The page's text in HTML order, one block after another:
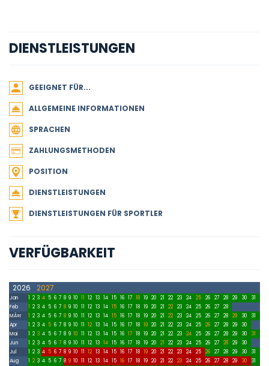
DIENSTLEISTUNGEN
GEEIGNET FÜR...
ALLGEMEINE INFORMATIONEN
SPRACHEN
ZAHLUNGSMETHODEN
POSITION
DIENSTLEISTUNGEN
DIENSTLEISTUNGEN FÜR SPORTLER
VERFÜGBARKEIT
2026 2027
Jan 1 2 3 4 5 6 7 8 9 10 11 12 13 14 15 16 17 18 19 20 21 22 23 24 25 26 27 28 29 30
31
Feb
1 2 3 4 5 6 7 8 9 10 11 12 13 14 15 16 17 18 19 20 21 22 23 24 25 26 27
28
MÃ¤r
1 2 3 4 5 6 7 8 9 10 11 12 13 14 15 16 17 18 19 20 21 22 23 24 25 26 27 28 29 30
31
Apr
1 2 3 4 5 6 7 8 9 10 11 12 13 14 15 16 17 18 19 20 21 22 23 24 25 26 27 28 29
30
Mai
1 2 3 4 5 6 7 8 9 10 11 12 13 14 15 16 17 18 19 20 21 22 23 24 25 26 27 28 29 30
31
Jun
1 2 3 4 5 6 7 8 9 10 11 12 13 14 15 16 17 18 19 20 21 22 23 24 25 26 27 28 29
30
Jul
1 2 3 4 5 6 7 8 9 10 11 12 13 14 15 16 17 18 19 20 21 22 23 24 25 26 27 28 29 30
31
Aug
1 2 3 4 5 6 7 8 9 10 11 12 13 14 15 16 17 18 19 20 21 22 23 24 25 26 27 28 29 30
31